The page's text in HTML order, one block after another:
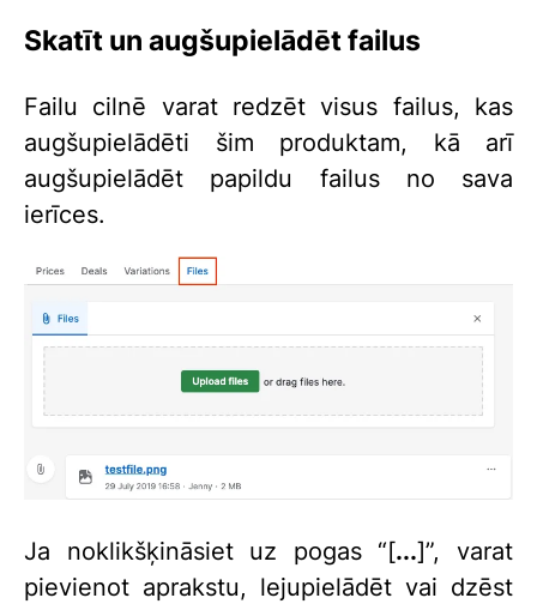
Skatīt un augšupielādēt failus
Failu cilnē varat redzēt visus failus, kas
augšupielādēti šim produktam, kā arī
augšupielādēt papildu failus no sava
ierīces.
Ja noklikšķināsiet uz pogas “[...]”, varat
pievienot aprakstu, lejupielādēt vai dzēst